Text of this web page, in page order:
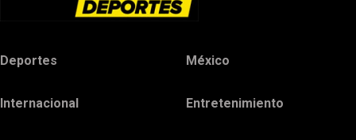
Deportes México
Internacional Entretenimiento